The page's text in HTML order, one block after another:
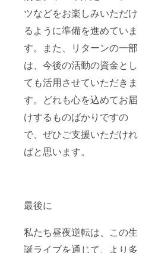
ツなどをお楽しみいただけ
るように準備を進めていま
す。また、リターンの一部
は、今後の活動の資金とし
ても活用させていただきま
す。どれも心を込めてお届
けするものばかりですの
で、ぜひご支援いただけれ
ばと思います。
最後に
私たち昼夜逆転は、この生
誕ライブを通じて、より多